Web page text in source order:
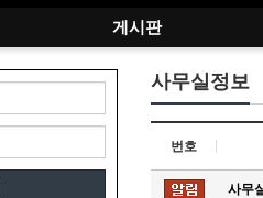
게시판
사무실정보
번호
사무